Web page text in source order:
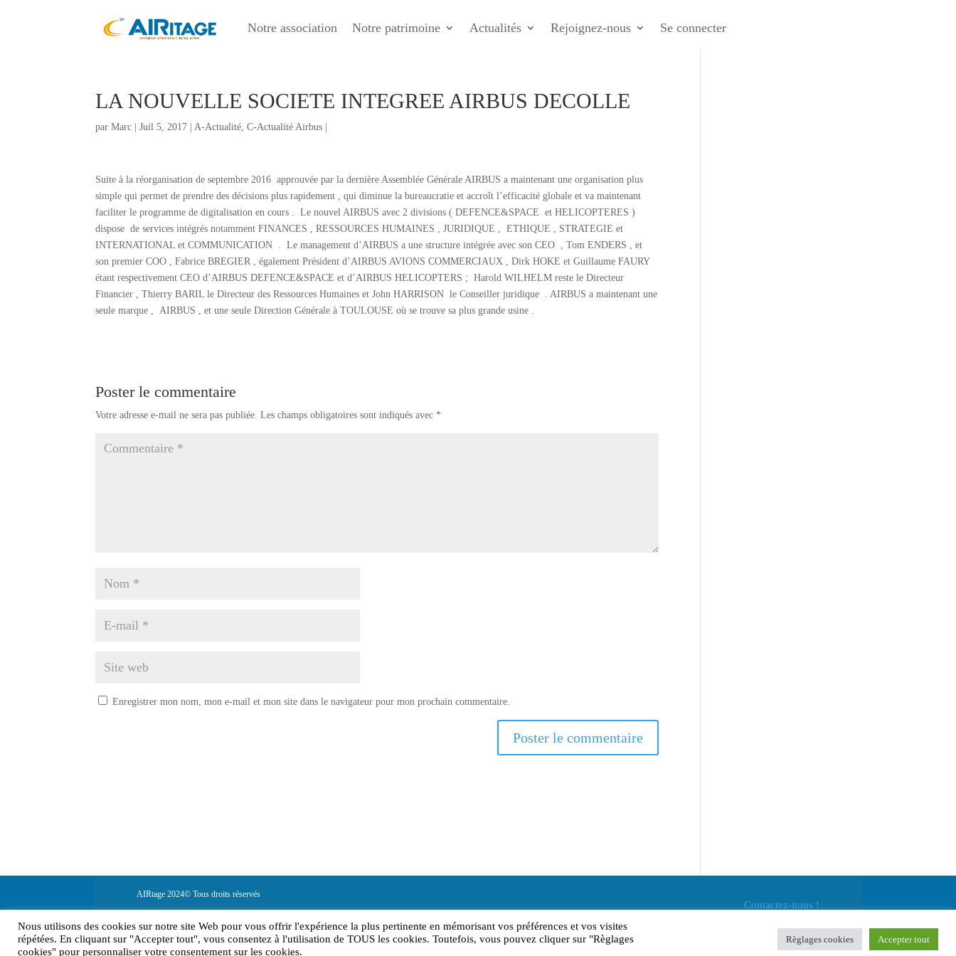
Notre association Notre patrimoine Actualités Rejoignez-nous Se connecter
LA NOUVELLE SOCIETE INTEGREE AIRBUS DECOLLE
parMarc |Juil 5, 2017 |A-Actualité,C-Actualité Airbus
Suite à la réorganisation de septembre 2016 approuvée par la dernière Assemblée Générale AIRBUS a maintenant une organisation plus
simple qui permet de prendre des décisions plus rapidement , qui diminue la bureaucratie et accroît l’efficacité globale et va maintenant
faciliter le programme de digitalisation en cours . Le nouvel AIRBUS avec 2 divisions ( DEFENCE&SPACE et HELICOPTERES )
dispose de services intégrés notamment FINANCES , RESSOURCES HUMAINES , JURIDIQUE , ETHIQUE , STRATEGIE et
INTERNATIONAL et COMMUNICATION . Le management d’AIRBUS a une structure intégrée avec son CEO , Tom ENDERS , et
son premier COO , Fabrice BREGIER , également Président d’AIRBUS AVIONS COMMERCIAUX , Dirk HOKE et Guillaume FAURY
étant respectivement CEO d’AIRBUS DEFENCE&SPACE et d’AIRBUS HELICOPTERS ; Harold WILHELM reste le Directeur
Financier , Thierry BARIL le Directeur des Ressources Humaines et John HARRISON le Conseiller juridique . AIRBUS a maintenant une
seule marque , AIRBUS , et une seule Direction Générale à TOULOUSE où se trouve sa plus grande usine .
Poster le commentaire
Votre adresse e-mail ne sera pas publiée. Les champs obligatoires sont indiqués avec *
Enregistrer mon nom, mon e-mail et mon site dans le navigateur pour mon prochain commentaire.
AIRtage 2024© Tous droits réservés
Contactez-nous !
Nous utilisons des cookies sur notre site Web pour vous offrir l'expérience la plus pertinente en mémorisant vos préférences et vos visites
répétées. En cliquant sur "Accepter tout", vous consentez à l'utilisation de TOUS les cookies. Toutefois, vous pouvez cliquer sur "Règlages
cookies" pour personnaliser votre consentement sur les cookies.
Règlages cookies Accepter tout